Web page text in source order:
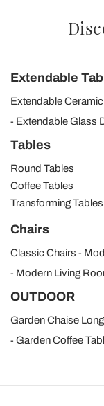
Extendable
Extendable
Extendable Glass
Tables
Round Tables
Coffee Tables
Transforming Tables
Chairs
Classic Chairs
Modern Living
OUTDOOR
Garden Chaise
Garden Coffee